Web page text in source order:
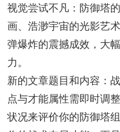
视觉尝试不凡：防御塔
画、浩渺宇宙的光影艺
弹爆炸的震撼成效，大
力。
新的文章题目和内容：
点与才能属性需即时调
状况来评价你的防御塔